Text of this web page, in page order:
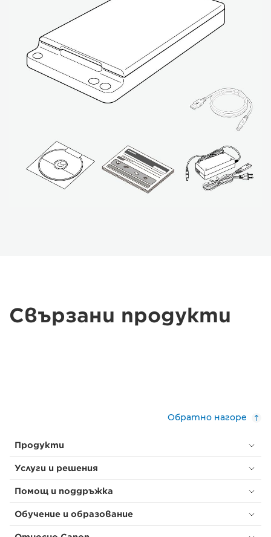
Свързани продукти
Обратно нагоре
Продукти
Услуги и решения
Помощ и поддръжка
Обучение и образование